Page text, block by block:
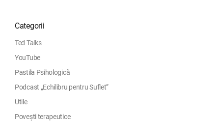
Categorii
Ted Talks
YouTube
Pastila Psihologică
Podcast „Echilibru pentru Suflet”
Utile
Povești terapeutice